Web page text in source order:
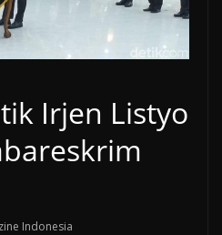
Irjen Listyo
Indonesia